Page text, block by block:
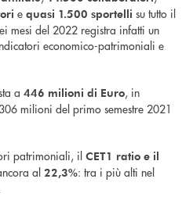
e quasi 1.500 sportelli su tutto il
mesi del 2022 registra infatti un
economico-patrimoniali e
a 446 milioni di Euro, in
milioni del primo semestre 2021
patrimoniali, il CET1 ratio e il
al 22,3%: tra i più alti nel